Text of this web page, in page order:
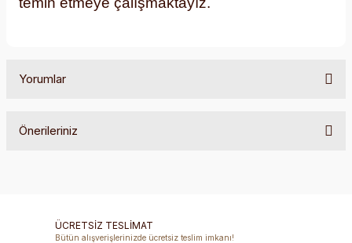
Yorumlar
Önerileriniz
ÜCRETSİZ TESLİMAT
Bütün alışverişlerinizde ücretsiz teslim imkanı!